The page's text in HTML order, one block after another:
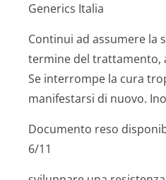
Generics Italia
Continui ad assumere la
termine del trattamento,
Se interrompe la cura
manifestarsi di nuovo.
Documento reso
6/11